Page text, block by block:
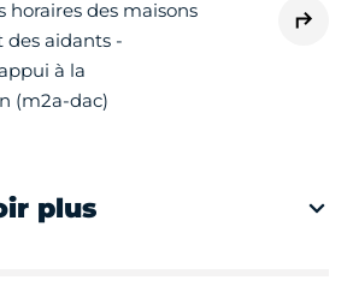
horaires des maisons
des aidants -
à la
(m2a-dac)
plus